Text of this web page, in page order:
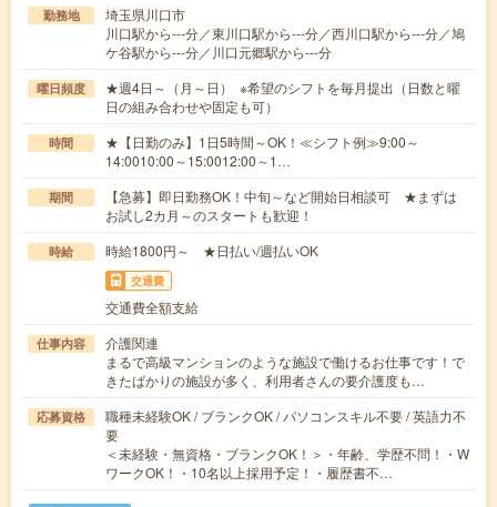
勤務地
埼玉県川口市
川口駅から---分／東川口駅から---分／西川口駅から---分／鳩
ケ谷駅から---分／川口元郷駅から---分
曜日頻度
★週4日～（月～日） ※希望のシフトを毎月提出（日数と曜
日の組み合わせや固定も可）
時間
★【日勤のみ】1日5時間～OK！≪シフト例≫9:00～
14:0010:00～15:0012:00～1…
期間
【急募】即日勤務OK！中旬～など開始日相談可 ★まずは
お試し2カ月～のスタートも歓迎！
時給 時給1800円～ ★日払い/週払いOK
交通費
交通費全額支給
仕事内容
介護関連
まるで高級マンションのような施設で働けるお仕事です！で
きたばかりの施設が多く、利用者さんの要介護度も…
応募資格
職種未経験OK / ブランクOK / パソコンスキル不要 / 英語力不
要
＜未経験・無資格・ブランクOK！＞・年齢、学歴不問！・W
ワークOK！・10名以上採用予定！・履歴書不…